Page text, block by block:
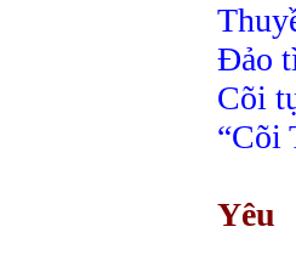
Đảo
Cõi
“Cõi
Yêu